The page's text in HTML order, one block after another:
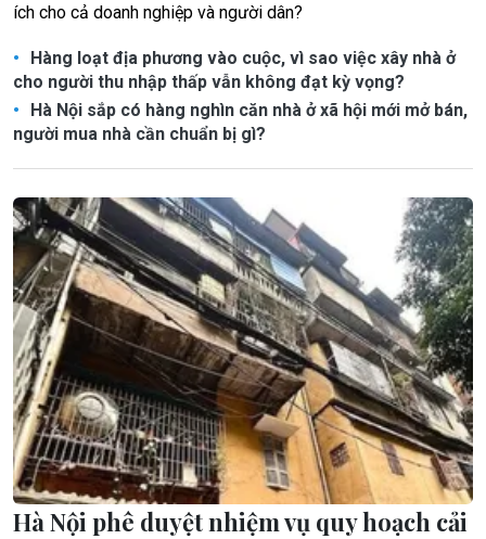
ích cho cả doanh nghiệp và người dân?
Hàng loạt địa phương vào cuộc, vì sao việc xây nhà ở
cho người thu nhập thấp vẫn không đạt kỳ vọng?
Hà Nội sắp có hàng nghìn căn nhà ở xã hội mới mở bán,
người mua nhà cần chuẩn bị gì?
Hà Nội phê duyệt nhiệm vụ quy hoạch cải